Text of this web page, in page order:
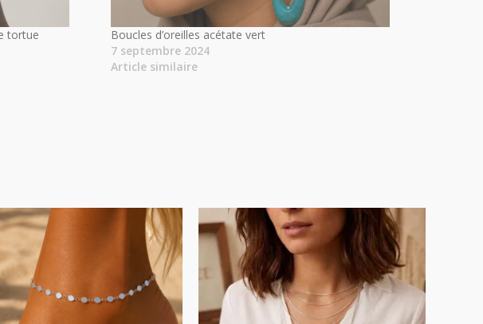
tortue
Boucles d’oreilles acétate vert
7 septembre 2024
Article similaire
Plage
de
prix :
20.00€
24.00€